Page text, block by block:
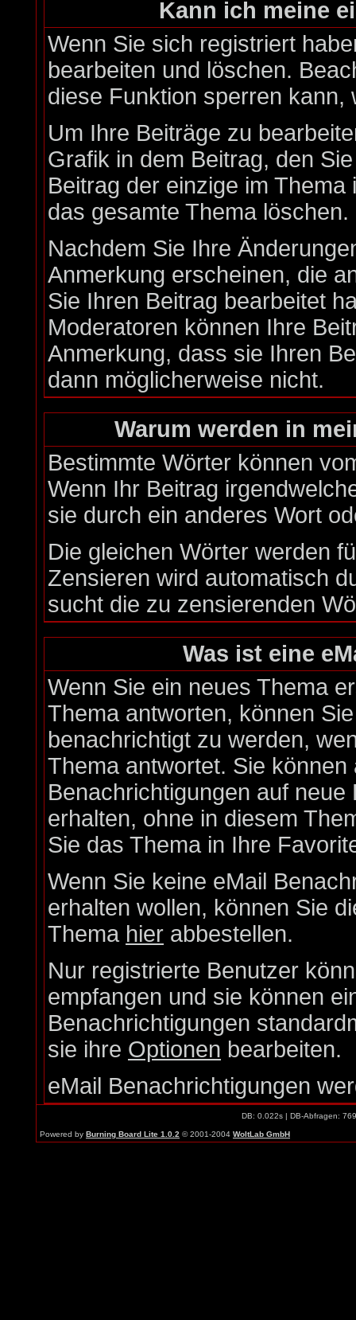
Kann ich meine
Wenn Sie sich registriert
bearbeiten und löschen.
diese Funktion sperren kann,
Um Ihre Beiträge zu
Grafik in dem Beitrag, den
Beitrag der einzige im
das gesamte Thema löschen.
Nachdem Sie Ihre
Anmerkung erscheinen, die
Sie Ihren Beitrag bearbeitet
Moderatoren können Ihre
Anmerkung, dass sie Ihren
dann möglicherweise nicht.
Warum werden in
Bestimmte Wörter können
Wenn Ihr Beitrag
sie durch ein anderes Wort
Die gleichen Wörter werden
Zensieren wird automatisch
sucht die zu zensierenden
Was ist eine
Wenn Sie ein neues Thema
Thema antworten, können
benachrichtigt zu werden,
Thema antwortet. Sie können
Benachrichtigungen auf
erhalten, ohne in diesem
Sie das Thema in Ihre
Wenn Sie keine eMail
erhalten wollen, können Sie
Thema hier abbestellen.
Nur registrierte Benutzer
empfangen und sie können
Benachrichtigungen
sie ihre Optionen bearbeiten.
eMail Benachrichtigungen
DB: 0.022s | DB-Abfragen:
Powered by Burning Board Lite 1.0.2 © 2001-2004 WoltLab GmbH